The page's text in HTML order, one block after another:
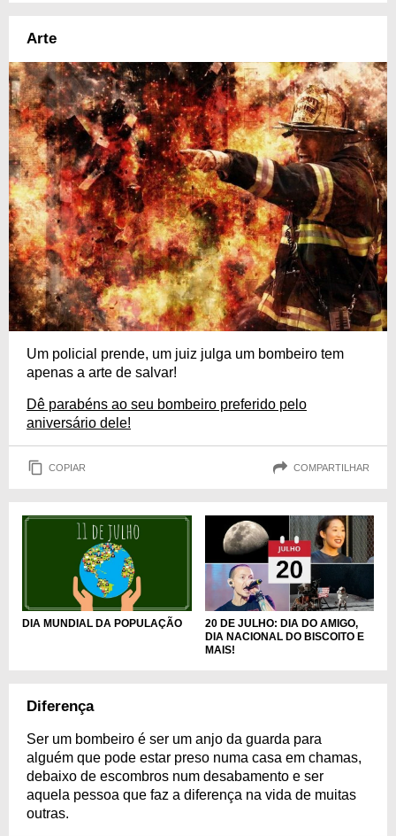
Arte
Um policial prende, um juiz julga um bombeiro tem
apenas a arte de salvar!
Dê parabéns ao seu bombeiro preferido pelo
aniversário dele!
COPIAR COMPARTILHAR
DIA MUNDIAL DA POPULAÇÃO
20 DE JULHO: DIA DO AMIGO,
DIA NACIONAL DO BISCOITO E
MAIS!
Diferença
Ser um bombeiro é ser um anjo da guarda para
alguém que pode estar preso numa casa em chamas,
debaixo de escombros num desabamento e ser
aquela pessoa que faz a diferença na vida de muitas
outras.